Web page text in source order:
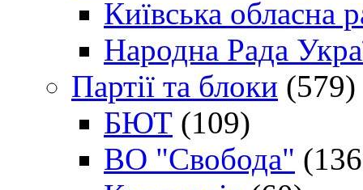
Київська обласна
Народна Рада
Партії та блоки (579)
БЮТ (109)
ВО "Свобода"